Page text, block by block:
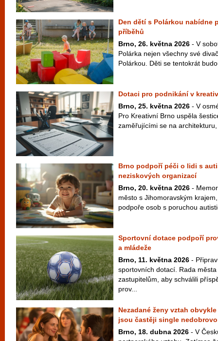
Den dětí s Polárkou nabídne
příběhů
Brno, 26. května 2026 - V
Polárka nejen všechny své
Polárkou. Děti se tentokrát
Dotaci pro podnikání v
Brno, 25. května 2026 - V
Pro Kreativní Brno uspěla
zaměřujícími se na
Brno podpoří péči o lidi s
neziskových organizací
Brno, 20. května 2026 -
město s Jihomoravským
podpoře osob s poruchou
Sportovní dotace podpoří
a mládeže
Brno, 11. května 2026 -
sportovních dotací. Rada
zastupitelům, aby schválili
prov...
Nezadané ženy vztah
jsou častěji single
Brno, 18. dubna 2026 - V